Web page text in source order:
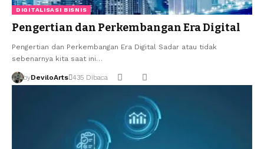
DIGITALISASI BISNIS
Pengertian dan Perkembangan Era Digital
Pengertian dan Perkembangan Era Digital Sadar atau tidak
sebenarnya kita saat ini…
byDeviloArts 435 Dibaca